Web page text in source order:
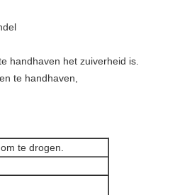
handhaven het zuiverheid is.
te handhaven,
te drogen.